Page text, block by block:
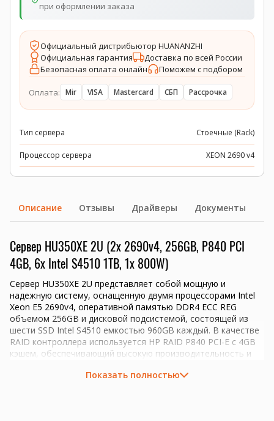
при оформлении заказа
Официальный дистрибьютор HUANANZHI
Официальная гарантия
Доставка по всей России
Безопасная оплата онлайн
Поможем с подбором
Оплата: Mir VISA Mastercard СБП Рассрочка
Тип сервера Стоечные (Rack)
Процессор сервера XEON 2690 v4
Описание Отзывы Драйверы Документы
Сервер HU350XE 2U (2x 2690v4, 256GB, P840 PCI
4GB, 6x Intel S4510 1TB, 1x 800W)
Сервер HU350XE 2U представляет собой мощную и
надежную систему, оснащенную двумя процессорами Intel
Xeon E5 2690v4, оперативной памятью DDR4 ECC REG
объемом 256GB и дисковой подсистемой, состоящей из
шести SSD Intel S4510 емкостью 960GB каждый. В качестве
RAID контроллера используется HP RAID P840 PCI-E с 4GB
кэшем, обеспечивающий высокую производительность и
Показать полностью